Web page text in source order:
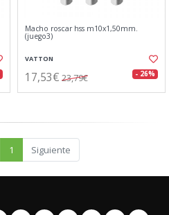
Macho roscar hss m10x1,50mm.
(juego3)
VATTON
17,53€ 23,79€ - 26%
1 Siguiente